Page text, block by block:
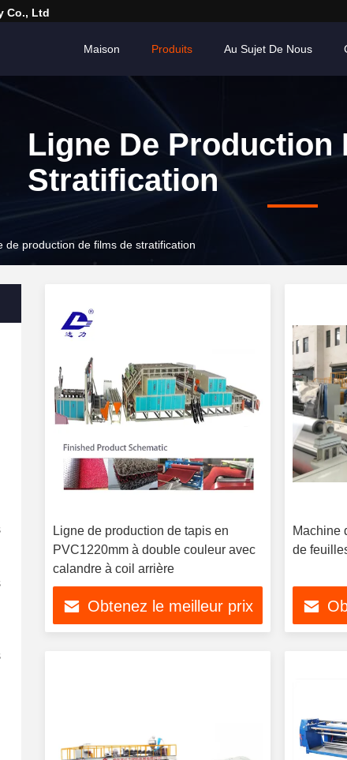
Co., Ltd
Maison Produits Au Sujet De Nous
Ligne De Production
Stratification
de production de films de stratification
Ligne de production de tapis en
PVC1220mm à double couleur avec
calandre à coil arrière
Obtenez le meilleur prix
Machine
de